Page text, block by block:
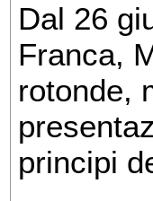
Dal 26
Franca,
rotonde,
principi